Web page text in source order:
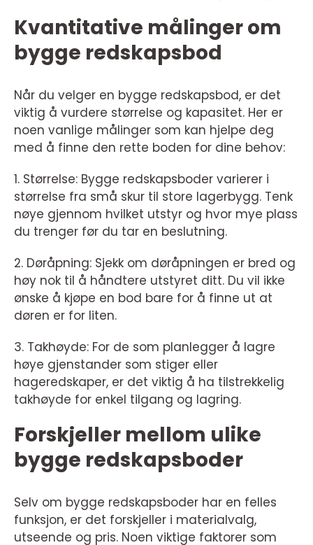
Kvantitative målinger om
bygge redskapsbod
Når du velger en bygge redskapsbod, er det
viktig å vurdere størrelse og kapasitet. Her er
noen vanlige målinger som kan hjelpe deg
med å finne den rette boden for dine behov:
1. Størrelse: Bygge redskapsboder varierer i
størrelse fra små skur til store lagerbygg. Tenk
nøye gjennom hvilket utstyr og hvor mye plass
du trenger før du tar en beslutning.
2. Døråpning: Sjekk om døråpningen er bred og
høy nok til å håndtere utstyret ditt. Du vil ikke
ønske å kjøpe en bod bare for å finne ut at
døren er for liten.
3. Takhøyde: For de som planlegger å lagre
høye gjenstander som stiger eller
hageredskaper, er det viktig å ha tilstrekkelig
takhøyde for enkel tilgang og lagring.
Forskjeller mellom ulike
bygge redskapsboder
Selv om bygge redskapsboder har en felles
funksjon, er det forskjeller i materialvalg,
utseende og pris. Noen viktige faktorer som